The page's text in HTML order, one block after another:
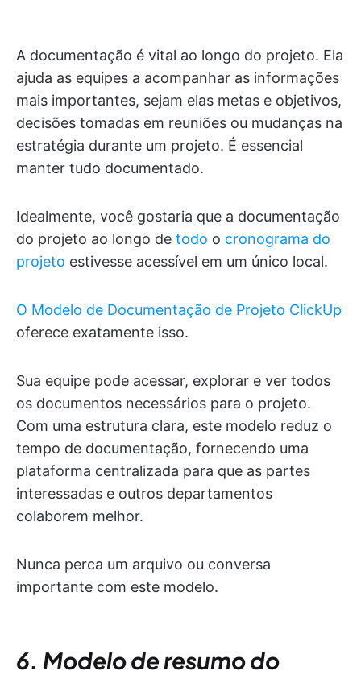
A documentação é vital ao longo do projeto. Ela
ajuda as equipes a acompanhar as informações
mais importantes, sejam elas metas e objetivos,
decisões tomadas em reuniões ou mudanças na
estratégia durante um projeto. É essencial
manter tudo documentado.
Idealmente, você gostaria que a documentação
do projeto ao longo de todo o cronograma do
projeto estivesse acessível em um único local.
O Modelo de Documentação de Projeto ClickUp
oferece exatamente isso.
Sua equipe pode acessar, explorar e ver todos
os documentos necessários para o projeto.
Com uma estrutura clara, este modelo reduz o
tempo de documentação, fornecendo uma
plataforma centralizada para que as partes
interessadas e outros departamentos
colaborem melhor.
Nunca perca um arquivo ou conversa
importante com este modelo.
6. Modelo de resumo do